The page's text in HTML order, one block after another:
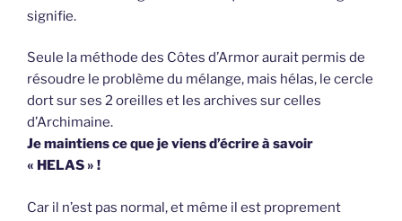
signifie.
Seule la méthode des Côtes d’Armor aurait permis de
résoudre le problème du mélange, mais hélas, le cercle
dort sur ses 2 oreilles et les archives sur celles
d’Archimaine.
Je maintiens ce que je viens d’écrire à savoir
« HELAS » !
Car il n’est pas normal, et même il est proprement